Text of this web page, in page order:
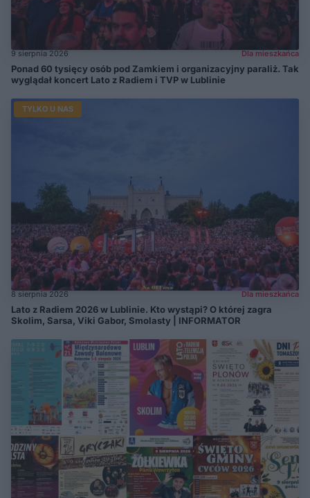
9 sierpnia 2026 Dla mieszkańca
Ponad 60 tysięcy osób pod Zamkiem i organizacyjny paraliż. Tak
wyglądał koncert Lato z Radiem i TVP w Lublinie
TYLKO U NAS
8 sierpnia 2026 Dla mieszkańca
Lato z Radiem 2026 w Lublinie. Kto wystąpi? O której zagra
Skolim, Sarsa, Viki Gabor, Smolasty | INFORMATOR